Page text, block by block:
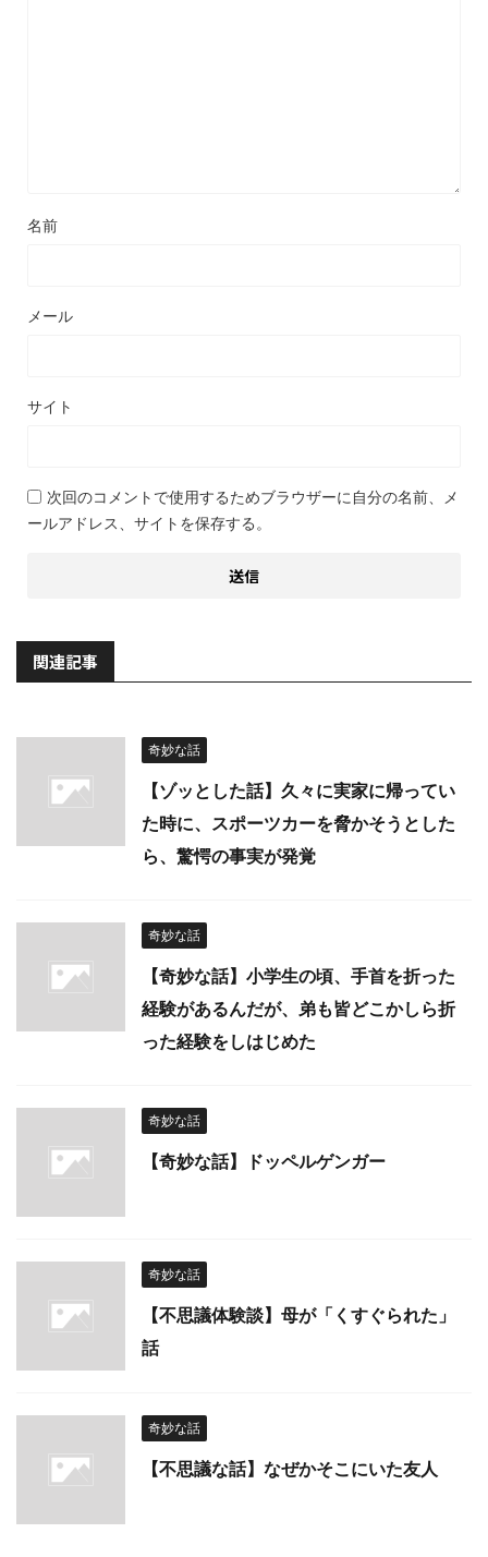
名前
メール
サイト
次回のコメントで使用するためブラウザーに自分の名前、メ
ールアドレス、サイトを保存する。
関連記事
奇妙な話
【ゾッとした話】久々に実家に帰ってい
た時に、スポーツカーを脅かそうとした
ら、驚愕の事実が発覚
奇妙な話
【奇妙な話】小学生の頃、手首を折った
経験があるんだが、弟も皆どこかしら折
った経験をしはじめた
奇妙な話
【奇妙な話】ドッペルゲンガー
奇妙な話
【不思議体験談】母が「くすぐられた」
話
奇妙な話
【不思議な話】なぜかそこにいた友人